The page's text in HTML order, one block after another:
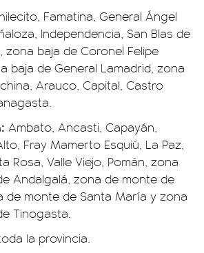
Famatina, General Ángel
Independencia, San Blas de
zona baja de Coronel Felipe
baja de General Lamadrid, zona
Arauco, Capital, Castro
Ambato, Ancasti, Capayán,
Fray Mamerto Esquiú, La Paz,
Rosa, Valle Viejo, Pomán, zona
Andalgalá, zona de monte de
de monte de Santa María y zona
Tinogasta.
la provincia.